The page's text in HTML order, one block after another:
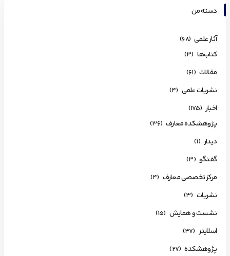
دسته من
آثار علمی (68)
کتاب‌ها (3)
مقالات (61)
نشریات علمی (4)
اخبار (175)
پژوهشکده معارف (36)
دیدار (1)
گفتگو (3)
مرکز تخصصی معارف (4)
نشریات (3)
نشست و همایش (15)
اسلایدر (47)
پژوهشکده (27)